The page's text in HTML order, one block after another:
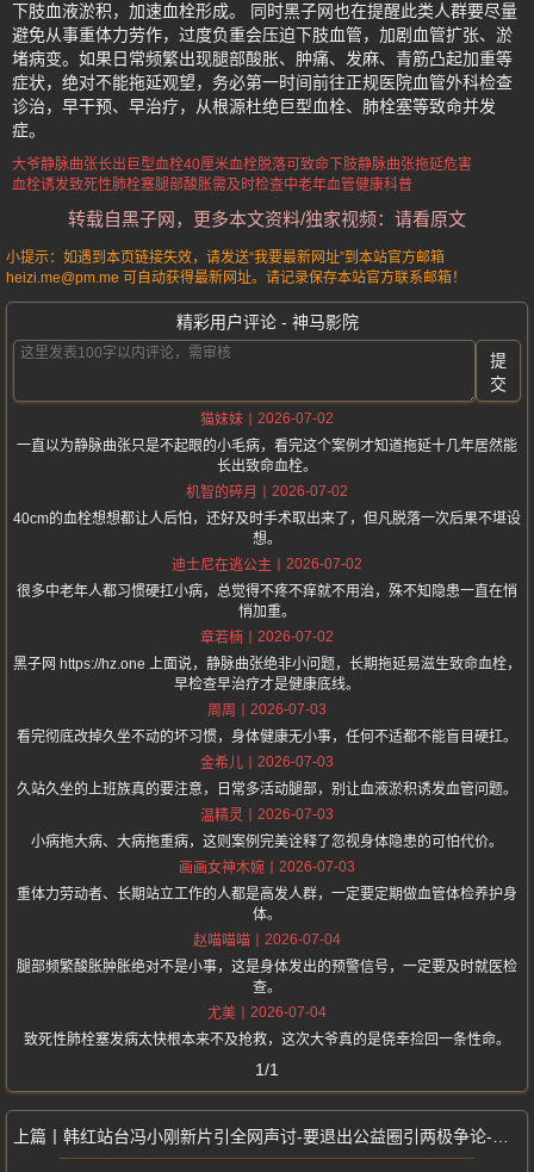
下肢血液淤积，加速血栓形成。 同时黑子网也在提醒此类人群要尽量
避免从事重体力劳作，过度负重会压迫下肢血管，加剧血管扩张、淤
堵病变。如果日常频繁出现腿部酸胀、肿痛、发麻、青筋凸起加重等
症状，绝对不能拖延观望，务必第一时间前往正规医院血管外科检查
诊治，早干预、早治疗，从根源杜绝巨型血栓、肺栓塞等致命并发
症。
大爷静脉曲张长出巨型血栓40厘米血栓脱落可致命 下肢静脉曲张拖延危害
血栓诱发致死性肺栓塞腿部酸胀需及时检查中老年血管健康科普
转载自黑子网，更多本文资料/独家视频：请看原文
小提示：如遇到本页链接失效，请发送“我要最新网址”到本站官方邮箱
heizi.me@pm.me 可自动获得最新网址。请记录保存本站官方联系邮箱！
精彩用户评论 - 神马影院
提
交
猫妹妹
2026-07-02
一直以为静脉曲张只是不起眼的小毛病，看完这个案例才知道拖延十几年居然能
长出致命血栓。
机智的碎月
2026-07-02
40cm的血栓想想都让人后怕，还好及时手术取出来了，但凡脱落一次后果不堪设
想。
迪士尼在逃公主
2026-07-02
很多中老年人都习惯硬扛小病，总觉得不疼不痒就不用治，殊不知隐患一直在悄
悄加重。
章若楠
2026-07-02
黑子网 https://hz.one 上面说，静脉曲张绝非小问题，长期拖延易滋生致命血栓，
早检查早治疗才是健康底线。
周周
2026-07-03
看完彻底改掉久坐不动的坏习惯，身体健康无小事，任何不适都不能盲目硬扛。
金希儿
2026-07-03
久站久坐的上班族真的要注意，日常多活动腿部，别让血液淤积诱发血管问题。
温精灵
2026-07-03
小病拖大病、大病拖重病，这则案例完美诠释了忽视身体隐患的可怕代价。
画画女神木婉
2026-07-03
重体力劳动者、长期站立工作的人都是高发人群，一定要定期做血管体检养护身
体。
赵喵喵喵
2026-07-04
腿部频繁酸胀肿胀绝对不是小事，这是身体发出的预警信号，一定要及时就医检
查。
尤美
2026-07-04
致死性肺栓塞发病太快根本来不及抢救，这次大爷真的是侥幸捡回一条性命。
1/1
韩红站台冯小刚新片引全网声讨-要退出公益圈引两极争论-网传朋友圈哭诉